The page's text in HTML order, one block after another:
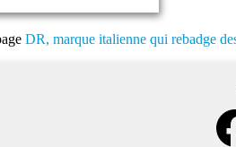
DR, marque italienne qui rebadge